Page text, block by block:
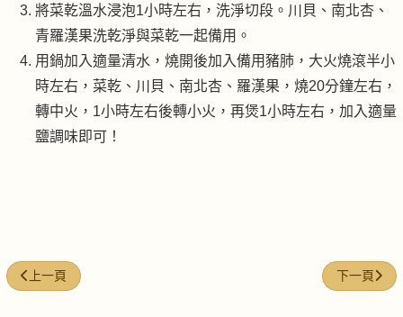
將菜乾溫水浸泡1小時左右，洗淨切段。川貝、南北杏、
青羅漢果洗乾淨與菜乾一起備用。
用鍋加入適量清水，燒開後加入備用豬肺，大火燒滾半小
時左右，菜乾、川貝、南北杏、羅漢果，燒20分鐘左右，
轉中火，1小時左右後轉小火，再煲1小時左右，加入適量
鹽調味即可！
上一篇文章: 馬齒莧瘦肉湯
上一頁 下一篇文章
下一頁